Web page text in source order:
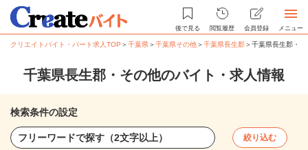
後で見る 閲覧履歴 会員登録 メニュー
クリエイトバイト・パート求人TOP ＞千葉県＞千葉県その他＞千葉県長生郡＞千葉県長生郡・
千葉県長生郡・その他のバイト・求人情報
検索条件の設定
絞り込む